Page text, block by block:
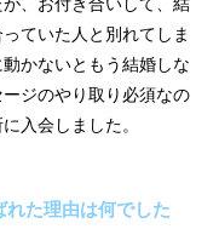
ていた人と別れてしま
かないともう結婚しな
ジのやり取り必須なの
入会しました。
た理由は何でした